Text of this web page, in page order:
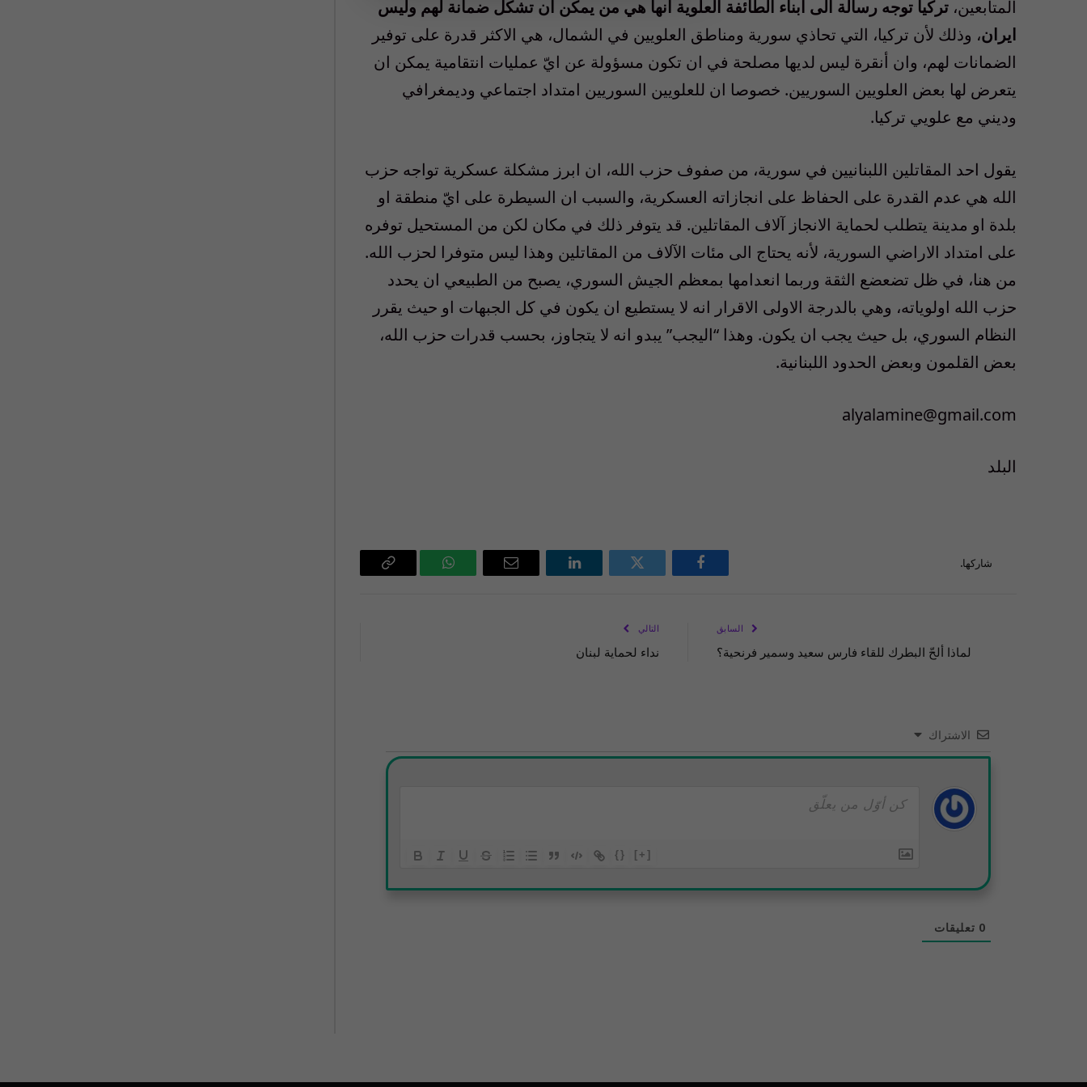
المتابعين، تركيا توجه رسالة الى ابناء الطائفة العلوية انها هي من يمكن ان تشكل ضمانة لهم وليس
ايران، وذلك لأن تركيا، التي تحاذي سورية ومناطق العلويين في الشمال، هي الاكثر قدرة على توفير
الضمانات لهم، وان أنقرة ليس لديها مصلحة في ان تكون مسؤولة عن ايّ عمليات انتقامية يمكن ان
يتعرض لها بعض العلويين السوريين. خصوصا ان للعلويين السوريين امتداد اجتماعي وديمغرافي
وديني مع علويي تركيا.
يقول احد المقاتلين اللبنانيين في سورية، من صفوف حزب الله، ان ابرز مشكلة عسكرية تواجه حزب
الله هي عدم القدرة على الحفاظ على انجازاته العسكرية، والسبب ان السيطرة على ايّ منطقة او
بلدة او مدينة يتطلب لحماية الانجاز آلاف المقاتلين. قد يتوفر ذلك في مكان لكن من المستحيل توفره
على امتداد الاراضي السورية، لأنه يحتاج الى مئات الآلاف من المقاتلين وهذا ليس متوفرا لحزب الله.
من هنا، في ظل تضعضع الثقة وربما انعدامها بمعظم الجيش السوري، يصبح من الطبيعي ان يحدد
حزب الله اولوياته، وهي بالدرجة الاولى الاقرار انه لا يستطيع ان يكون في كل الجبهات او حيث يقرر
النظام السوري، بل حيث يجب ان يكون. وهذا “اليجب” يبدو انه لا يتجاوز، بحسب قدرات حزب الله،
بعض القلمون وبعض الحدود اللبنانية.
alyalamine@gmail.com
البلد
شاركها.
فيسبوك تويتر لينكدإن
البريد
واتساب
Copy
السابق
لماذا ألحّ البطرك للقاء فارس سعيد وسمير فرنحية؟
التالي
نداء لحماية لبنان
الاشتراك
{} [+]
0 تعليقات